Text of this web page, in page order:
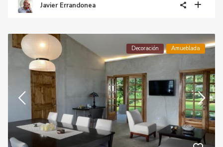
Javier Errandonea
Decoración Amueblada